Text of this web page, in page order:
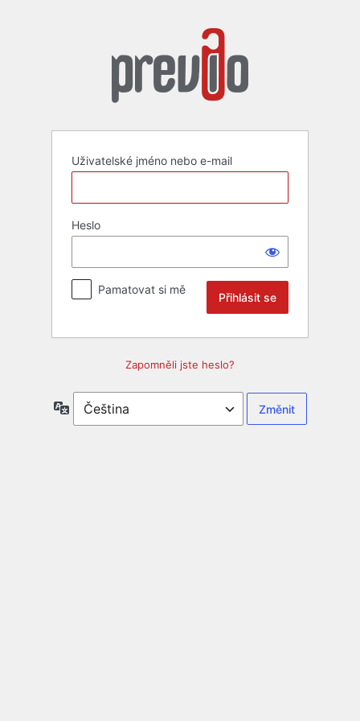
Uživatelské jméno nebo e-mail
Heslo
Pamatovat si mě
Zapomněli jste heslo?
Jazyky